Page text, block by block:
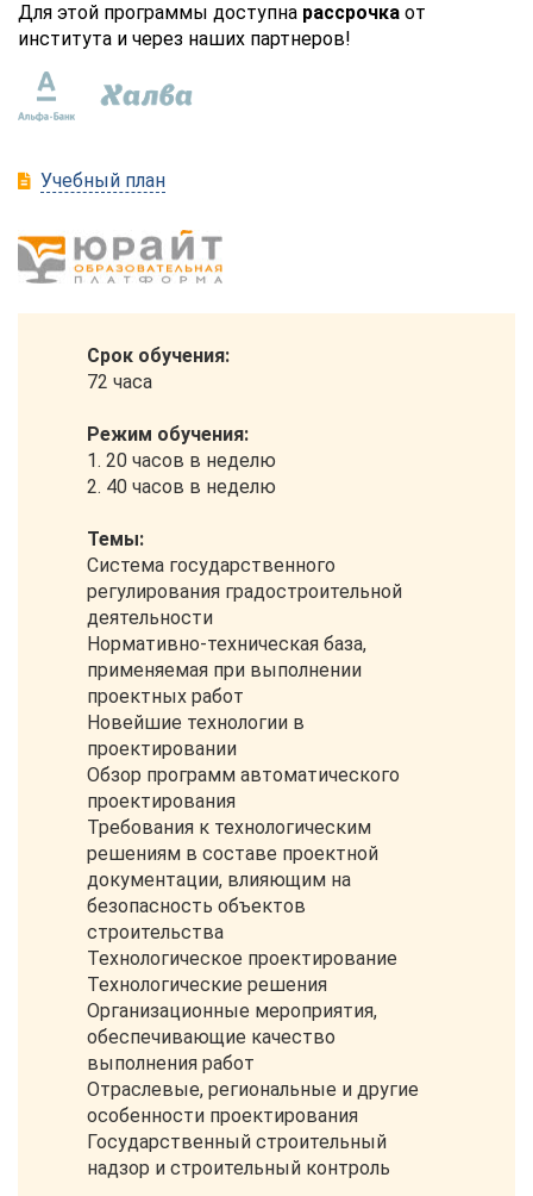
Для этой программы доступна рассрочка от
института и через наших партнеров!
Учебный план
Срок обучения:
72 часа
Режим обучения:
1. 20 часов в неделю
2. 40 часов в неделю
Темы:
Система государственного
регулирования градостроительной
деятельности
Нормативно-техническая база,
применяемая при выполнении
проектных работ
Новейшие технологии в
проектировании
Обзор программ автоматического
проектирования
Требования к технологическим
решениям в составе проектной
документации, влияющим на
безопасность объектов
строительства
Технологическое проектирование
Технологические решения
Организационные мероприятия,
обеспечивающие качество
выполнения работ
Отраслевые, региональные и другие
особенности проектирования
Государственный строительный
надзор и строительный контроль